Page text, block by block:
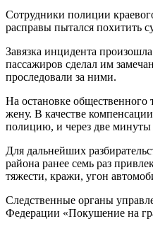
Сотрудники полиции краевого центра пресекли дерзкую попытку уличного грабежа. Наряд патрульно-постовой службы в Краснофлотском районе задержал рецидивиста, который под угрозой
расправы пытался похитить
Завязка инцидента
пассажиров сделал им
проследовали за ними.
На остановке общественного
жену. В качестве
полицию, и через две
Для дальнейших
района ранее семь раз
тяжести, кражи, угон
Следственные органы
Федерации «Покушение на